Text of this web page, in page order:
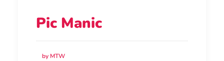
Pic Manic
by MTW